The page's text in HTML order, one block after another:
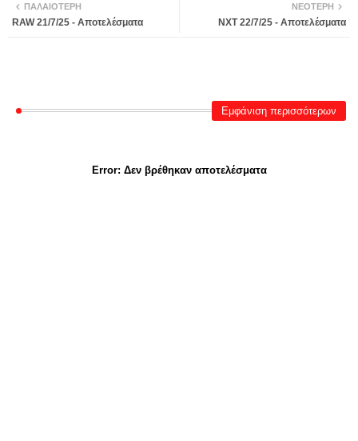
ΝΕΌΤΕΡΗ
NXT 22/7/25 - Αποτελέσματα
ΠΑΛΑΙΌΤΕΡΗ
RAW 21/7/25 - Αποτελέσματα
Εμφάνιση περισσότερων
Error: Δεν βρέθηκαν αποτελέσματα